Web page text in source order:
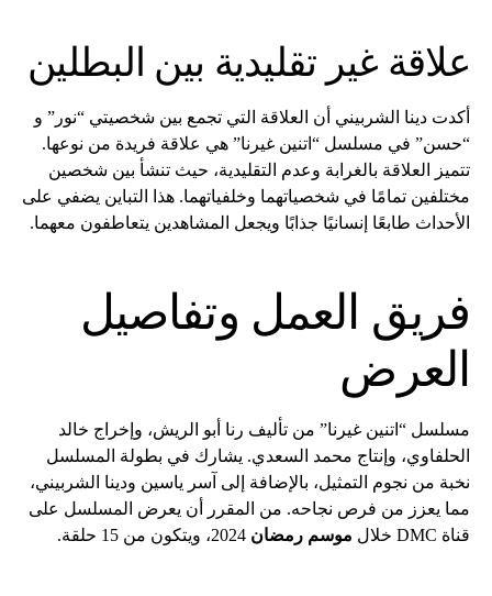
علاقة غير تقليدية بين البطلين
أكدت دينا الشربيني أن العلاقة التي تجمع بين شخصيتي “نور” و
“حسن” في مسلسل “اتنين غيرنا” هي علاقة فريدة من نوعها.
تتميز العلاقة بالغرابة وعدم التقليدية، حيث تنشأ بين شخصين
مختلفين تمامًا في شخصياتهما وخلفياتهما. هذا التباين يضفي على
الأحداث طابعًا إنسانيًا جذابًا ويجعل المشاهدين يتعاطفون معهما.
فريق العمل وتفاصيل
العرض
مسلسل “اتنين غيرنا” من تأليف رنا أبو الريش، وإخراج خالد
الحلفاوي، وإنتاج محمد السعدي. يشارك في بطولة المسلسل
نخبة من نجوم التمثيل، بالإضافة إلى آسر ياسين ودينا الشربيني،
مما يعزز من فرص نجاحه. من المقرر أن يعرض المسلسل على
قناة DMC خلال
موسم رمضان